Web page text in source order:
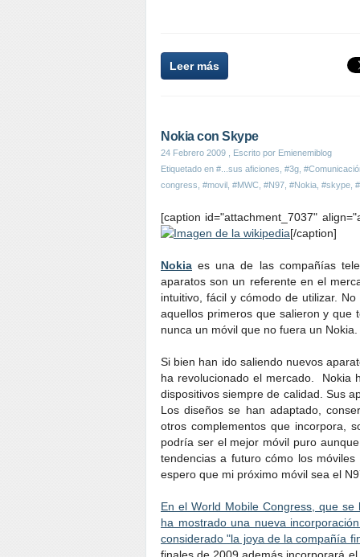
Leer más
Nokia con Skype
24 Febrero 2009 , Escrito por Emienemiblog
Etiquetado en #...sus aficiones #3g
congress #movil #MWC #N97 #Nokia #skype
[caption id="attachment_7037"
[/caption]
Nokia es una de las compañías
aparatos son un referente en el
intuitivo, fácil y cómodo de utilizar.
aquellos primeros que salieron y que
nunca un móvil que no fuera un Nokia.
Si bien han ido saliendo nuevos
ha revolucionado el mercado. Nokia
dispositivos siempre de calidad. Sus
Los diseños se han adaptado,
otros complementos que incorpora,
podría ser el mejor móvil puro
tendencias a futuro cómo los
espero que mi próximo móvil sea el
En el World Mobile Congress, que
ha mostrado una nueva
considerado "la joya de la compañía